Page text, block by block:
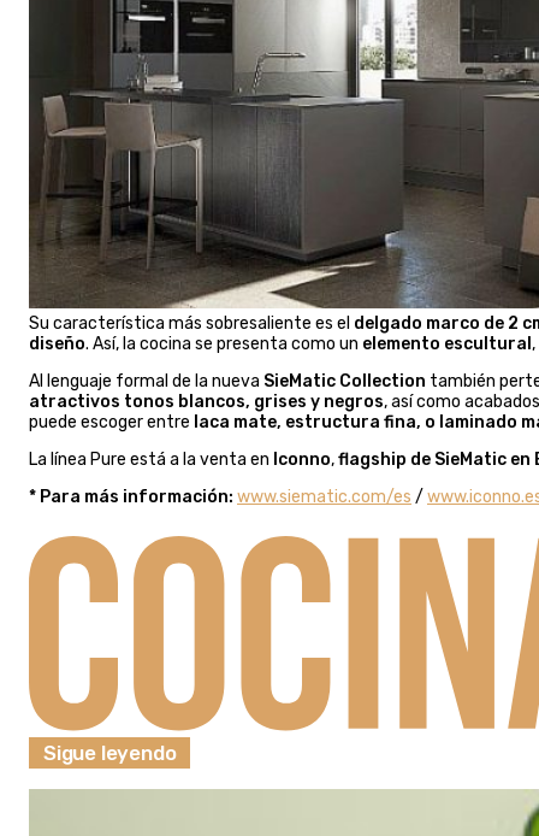
Su característica más sobresaliente es el delgado marco de 2
diseño. Así, la cocina se presenta como un elemento escultural
Al lenguaje formal de la nueva SieMatic Collection también
atractivos tonos blancos, grises y negros, así como
puede escoger entre laca mate, estructura fina, o laminado
La línea Pure está a la venta en Iconno,flagship de SieMatic en
* Para más información: www.siematic.com/es /
Sigue leyendo